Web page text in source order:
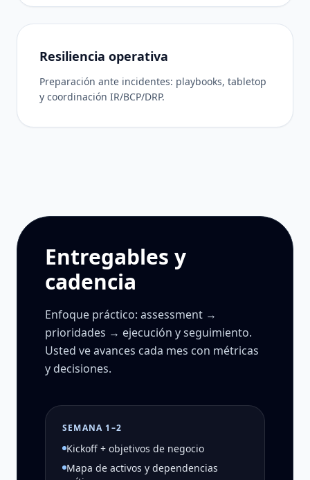
Resiliencia operativa
Preparación ante incidentes: playbooks, tabletop
y coordinación IR/BCP/DRP.
Entregables y
cadencia
Enfoque práctico: assessment →
prioridades → ejecución y seguimiento.
Usted ve avances cada mes con métricas
y decisiones.
SEMANA 1–2
Kickoff + objetivos de negocio
Mapa de activos y dependencias